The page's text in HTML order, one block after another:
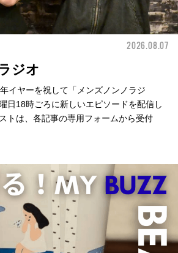
2026.08.07
ジオ
イヤーを祝して「メンズノンノラジ
18時ごろに新しいエピソードを配信し
トは、各記事の専用フォームから受付